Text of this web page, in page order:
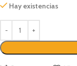
Hay existencias